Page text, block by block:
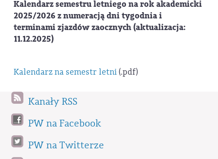
Kalendarz semestru letniego na rok akademicki
2025/2026 z numeracją dni tygodnia i
terminami zjazdów zaocznych (aktualizacja:
11.12.2025)
Kalendarz na semestr letni(.pdf)
Kanały RSS
PW na Facebook
PW na Twitterze